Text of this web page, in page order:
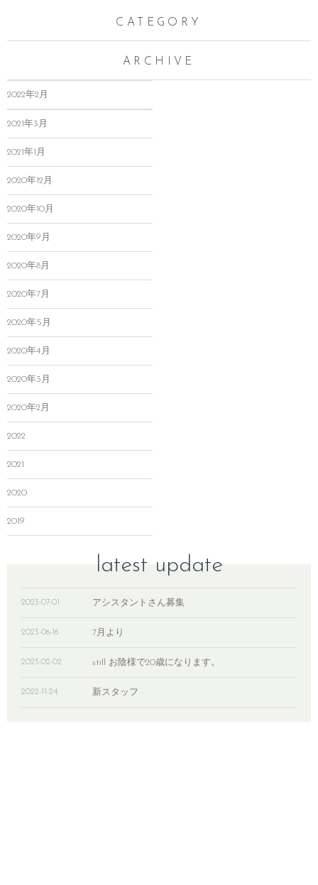
CATEGORY
ARCHIVE
2022年2月
2021年3月
2021年1月
2020年12月
2020年10月
2020年9月
2020年8月
2020年7月
2020年5月
2020年4月
2020年3月
2020年2月
2022
2021
2020
2019
latest update
2023-07-01 アシスタントさん募集
2023-06-16 7月より
2023-02-02 still お陰様で20歳になります。
2022-11-24 新スタッフ